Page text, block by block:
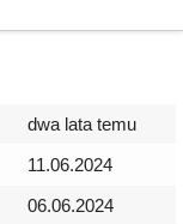
dwa lata temu
11.06.2024
06.06.2024